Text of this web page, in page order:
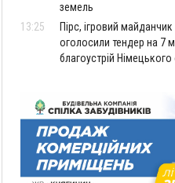
земель
13:25
Пірс, ігровий майданчик
оголосили тендер на 7
благоустрій Німецького
11:18
Майстра лісу з
600 тисяч за
Румунії
10:49
На Прикарпатті через
вимкнення світла